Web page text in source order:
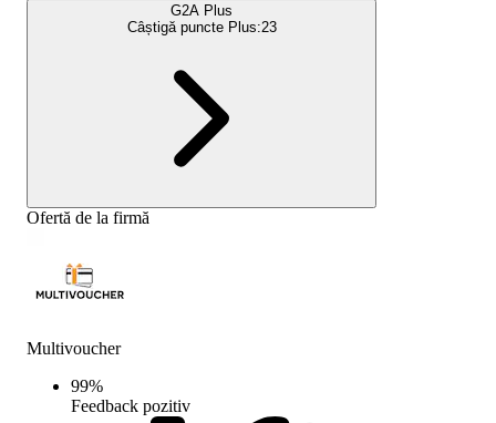
G2A Plus
Câștigă puncte Plus:23
Ofertă de la firmă
Multivoucher
99%
Feedback pozitiv